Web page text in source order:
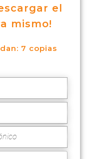
el
mismo!
7 copias